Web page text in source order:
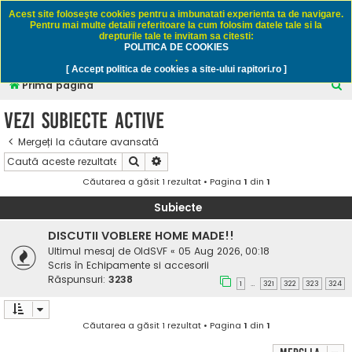
Rapitori.ro - Pescuit sportiv
Prima pagină
C
Vezi subiecte active
Mergeți la căutare avansată
Căutare
Căutarea a găsit 1 rezultat • Pagina 1 din 1
Subiecte
DISCUTII VOBLERE HOME MADE!!
Ultimul mesaj de OldSVF « 05 Aug 2026, 00:18
Scris în Echipamente si accesorii
Răspunsuri: 3238 1 … 321 322 323 324
Căutarea a găsit 1 rezultat • Pagina 1 din 1
Acest site foloseşte cookies pentru a imbunatati experienta ta de navigare.
Pentru mai multe detalii referitoare la cum folosim datele tale si la
drepturile tale te invitam sa citesti:
POLITICA DE COOKIES
.
[ Accept politica de cookies a site-ului rapitori.ro ]